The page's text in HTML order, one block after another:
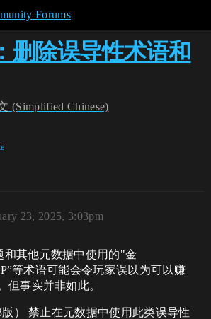
Forums
删除误导性术语和
(Simplified Chinese)
23, 2025, 3:03pm
和其他元数据中使用的"金
等术语可能会令玩家误以为可以赚
但事实并非如此。
） 禁止在元数据中使用此类误导性